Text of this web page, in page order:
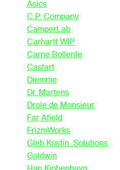
Asics
C.P. Company
CamperLab
Carhartt WIP
Carne Bollente
Castart
Diemme
Dr. Martens
Drole de Monsieur
Far Afield
FrizmWorks
Gleb Kostin .Solutions
Goldwin